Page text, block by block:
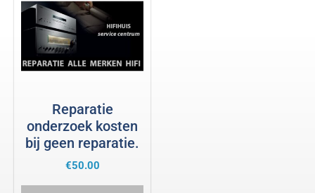
Reparatie
onderzoek kosten
bij geen reparatie.
€50.00